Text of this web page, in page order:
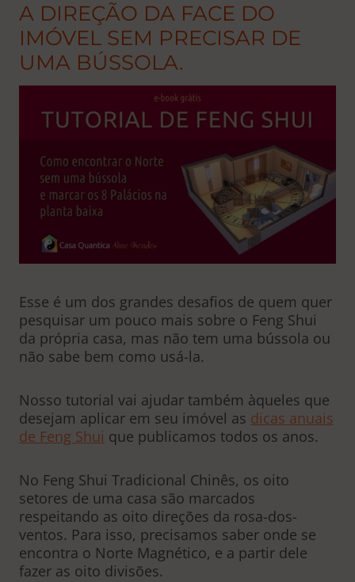
A DIREÇÃO DA FACE DO
IMÓVEL SEM PRECISAR DE
UMA BÚSSOLA.
Esse é um dos grandes desafios de quem quer
pesquisar um pouco mais sobre o Feng Shui
da própria casa, mas não tem uma bússola ou
não sabe bem como usá-la.
Nosso tutorial vai ajudar também àqueles que
desejam aplicar em seu imóvel as dicas anuais
de Feng Shui que publicamos todos os anos.
No Feng Shui Tradicional Chinês, os oito
setores de uma casa são marcados
respeitando as oito direções da rosa-dos-
ventos. Para isso, precisamos saber onde se
encontra o Norte Magnético, e a partir dele
fazer as oito divisões.